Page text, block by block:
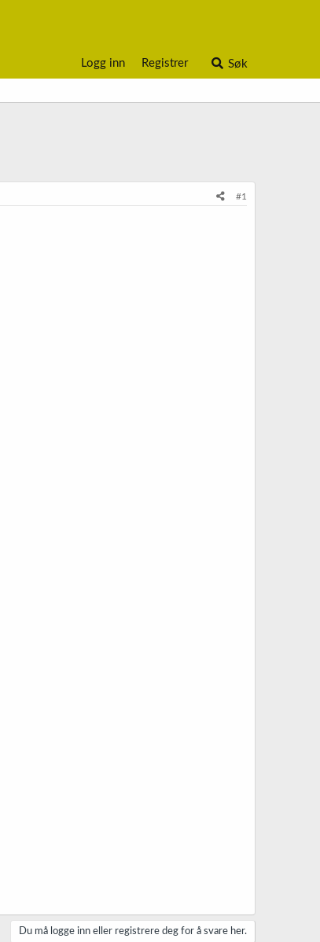
Logg inn Registrer Søk
#1
Du må logge inn eller registrere deg for å svare her.